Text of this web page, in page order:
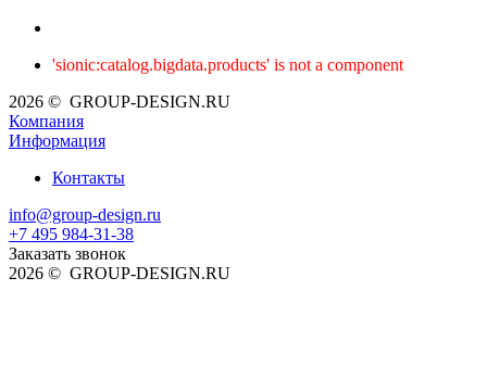
'sionic:catalog.bigdata.products' is not a component
2026 © GROUP-DESIGN.RU
Компания
Информация
Контакты
info@group-design.ru
+7 495 984-31-38
Заказать звонок
2026 © GROUP-DESIGN.RU